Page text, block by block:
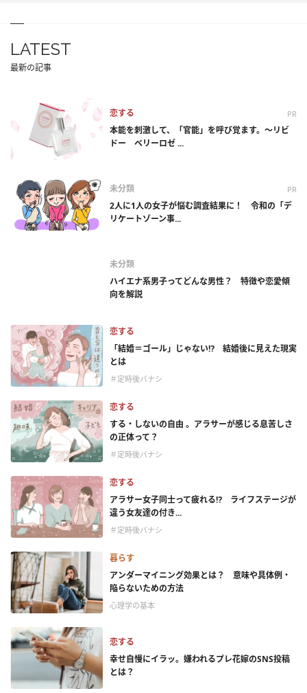
LATEST
最新の記事
恋する PR
本能を刺激して、「官能」を呼び覚ます。～リビ
ドー ベリーロゼ ...
未分類 PR
2人に1人の女子が悩む調査結果に！ 令和の「デ
リケートゾーン事...
未分類
ハイエナ系男子ってどんな男性？ 特徴や恋愛傾
向を解説
恋する
「結婚＝ゴール」じゃない⁉ 結婚後に見えた現実
とは
＃定時後バナシ
恋する
する・しないの自由 。アラサーが感じる息苦しさ
の正体って？
＃定時後バナシ
恋する
アラサー女子同士って疲れる⁉ ライフステージが
違う女友達の付き...
＃定時後バナシ
暮らす
アンダーマイニング効果とは？ 意味や具体例・
陥らないための方法
心理学の基本
恋する
幸せ自慢にイラッ。嫌われるプレ花嫁のSNS投稿
とは？